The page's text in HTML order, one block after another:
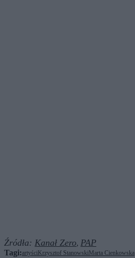
Źródła: Kanał Zero, PAP
Tagi:artyści Krzysztof StanowskiMarta Cienkowska